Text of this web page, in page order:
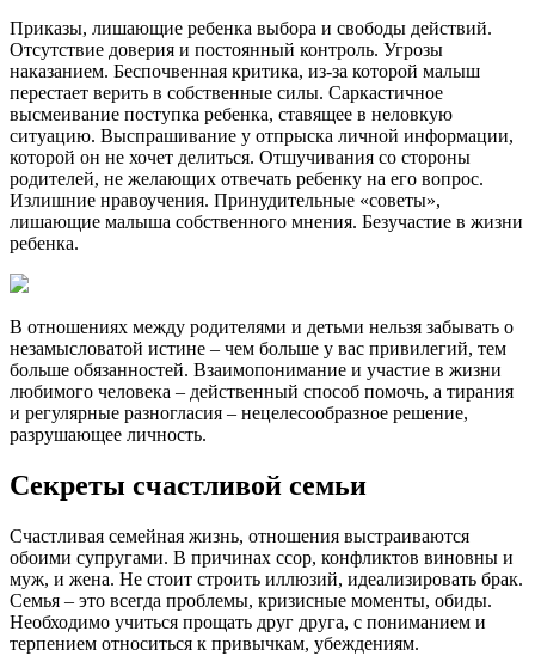
Приказы, лишающие ребенка выбора и свободы действий.
Отсутствие доверия и постоянный контроль. Угрозы
наказанием. Беспочвенная критика, из-за которой малыш
перестает верить в собственные силы. Саркастичное
высмеивание поступка ребенка, ставящее в неловкую
ситуацию. Выспрашивание у отпрыска личной информации,
которой он не хочет делиться. Отшучивания со стороны
родителей, не желающих отвечать ребенку на его вопрос.
Излишние нравоучения. Принудительные «советы»,
лишающие малыша собственного мнения. Безучастие в жизни
ребенка.
В отношениях между родителями и детьми нельзя забывать о
незамысловатой истине – чем больше у вас привилегий, тем
больше обязанностей. Взаимопонимание и участие в жизни
любимого человека – действенный способ помочь, а тирания
и регулярные разногласия – нецелесообразное решение,
разрушающее личность.
Секреты счастливой семьи
Счастливая семейная жизнь, отношения выстраиваются
обоими супругами. В причинах ссор, конфликтов виновны и
муж, и жена. Не стоит строить иллюзий, идеализировать брак.
Семья – это всегда проблемы, кризисные моменты, обиды.
Необходимо учиться прощать друг друга, с пониманием и
терпением относиться к привычкам, убеждениям.